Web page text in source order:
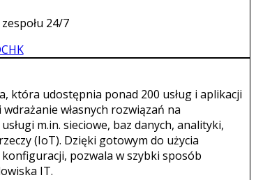
24/7
która udostępnia ponad 200 usług i aplikacji
własnych rozwiązań na
m.in. sieciowe, baz danych, analityki,
(IoT). Dzięki gotowym do użycia
pozwala w szybki sposób
IT.